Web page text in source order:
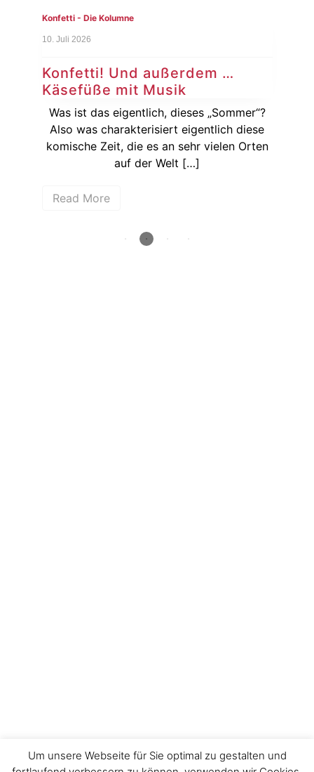
Konfetti - Die Kolumne
10. Juli 2026
Konfetti! Und außerdem …
Käsefüße mit Musik
Was ist das eigentlich, dieses „Sommer“?
Also was charakterisiert eigentlich diese
komische Zeit, die es an sehr vielen Orten
auf der Welt […]
Read More
Um unsere Webseite für Sie optimal zu gestalten und